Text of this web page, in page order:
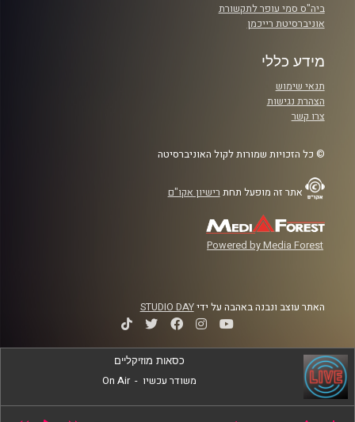
ביה"ס סמי עופר לתקשורת
אוניברסיטת רייכמן
מידע כללי
תנאי שימוש
הצהרת נגישות
צרו קשר
© כל הזכויות שמורות לקול האוניברסיטה
אתר זה מופעל תחת רישיון אקו"ם
Powered by Media Forest
האתר עוצב ונבנה באהבה על ידיSTUDIO DAY
כסאות מוזיקליים
משודר עכשיו -
On Air